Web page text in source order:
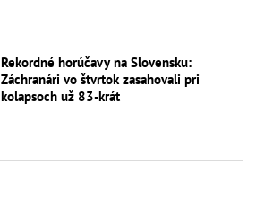
Rekordné horúčavy na Slovensku:
Záchranári vo štvrtok zasahovali pri
kolapsoch už 83-krát